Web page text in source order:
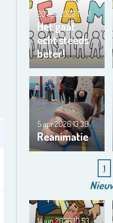
Het gaat
echt steeds
beter!
20 apr 2026 16:41
Reanimatie
5 apr 202613:39
1
14 jun 202610:53